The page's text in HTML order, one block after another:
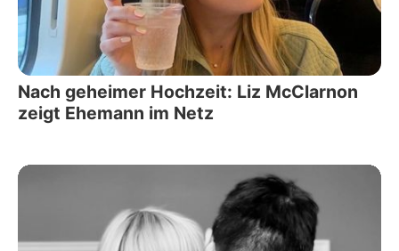
Nach geheimer Hochzeit: Liz McClarnon
zeigt Ehemann im Netz